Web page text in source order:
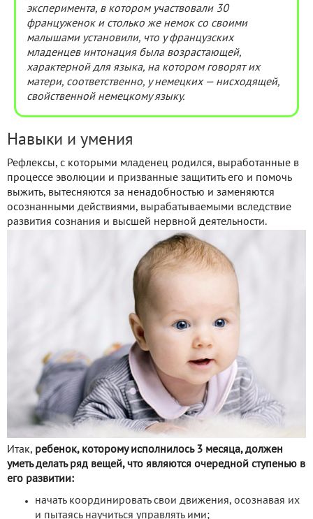
эксперимента, в котором участвовали 30
француженок и столько же немок со своими
малышами установили, что у французских
младенцев интонация была возрастающей,
характерной для языка, на котором говорят их
матери, соответственно, у немецких — нисходящей,
свойственной немецкому языку.
Навыки и умения
Рефлексы, с которыми младенец родился, выработанные в
процессе эволюции и призванные защитить его и помочь
выжить, вытесняются за ненадобностью и заменяются
осознанными действиями, вырабатываемыми вследствие
развития сознания и высшей нервной деятельности.
Итак, ребенок, которому исполнилось 3 месяца, должен
уметь делать ряд вещей, что являются очередной ступенью в
его развитии:
начать координировать свои движения, осознавая их
и пытаясь научиться управлять ими;